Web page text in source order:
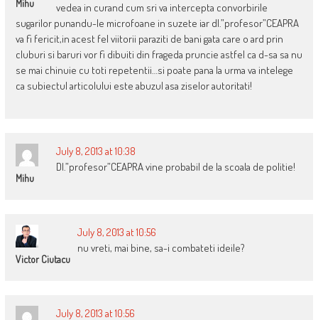
Mihu
vedea in curand cum sri va intercepta convorbirile
sugarilor punandu-le microfoane in suzete iar dl.”profesor”CEAPRA
va fi fericit,in acest fel viitorii paraziti de bani gata care o ard prin
cluburi si baruri vor fi dibuiti din frageda pruncie astfel ca d-sa sa nu
se mai chinuie cu toti repetentii…si poate pana la urma va intelege
ca subiectul articolului este abuzul asa ziselor autoritati!
Mihu
July 8, 2013 at 10:38
Dl.”profesor”CEAPRA vine probabil de la scoala de politie!
Victor Ciutacu
July 8, 2013 at 10:56
nu vreti, mai bine, sa-i combateti ideile?
July 8, 2013 at 10:56